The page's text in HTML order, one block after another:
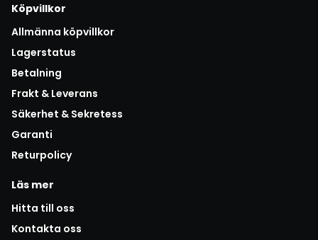
Köpvillkor
Allmänna köpvillkor
Lagerstatus
Betalning
Frakt & Leverans
Säkerhet & Sekretess
Garanti
Returpolicy
Läs mer
Hitta till oss
Kontakta oss